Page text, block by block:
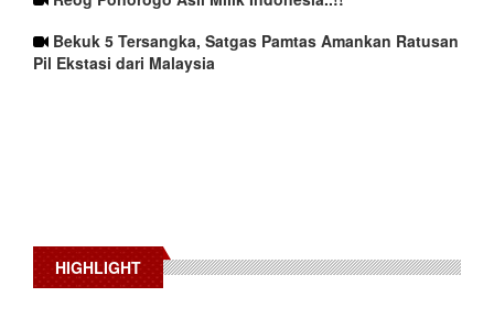
Bekuk 5 Tersangka, Satgas Pamtas Amankan Ratusan
Pil Ekstasi dari Malaysia
HIGHLIGHT